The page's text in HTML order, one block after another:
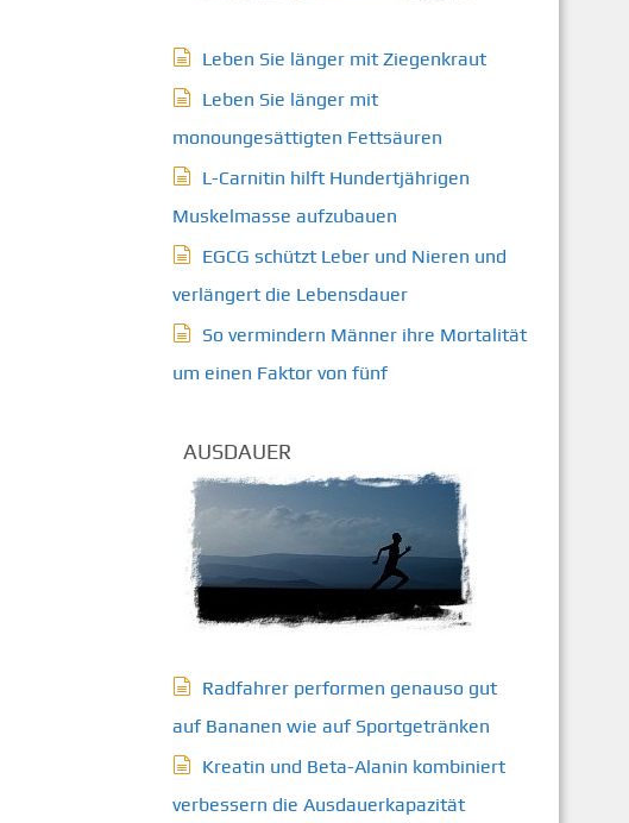
Leben Sie länger mit Ziegenkraut
Leben Sie länger mit
monoungesättigten Fettsäuren
L-Carnitin hilft Hundertjährigen
Muskelmasse aufzubauen
EGCG schützt Leber und Nieren und
verlängert die Lebensdauer
So vermindern Männer ihre Mortalität
um einen Faktor von fünf
AUSDAUER
Radfahrer performen genauso gut
auf Bananen wie auf Sportgetränken
Kreatin und Beta-Alanin kombiniert
verbessern die Ausdauerkapazität